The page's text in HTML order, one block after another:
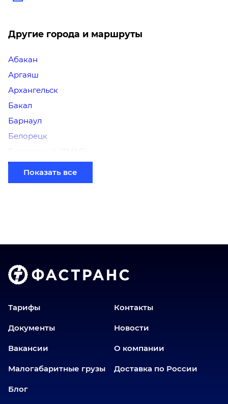
Другие города и маршруты
Абакан
Аргаяш
Архангельск
Бакал
Барнаул
Белорецк
Белоярский (ХМАО)
Березники
Бийск
Волгоград
Донецк
Еманжелинск
Заводоуковск
Златоуст
Иваново
Показать все
Тарифы Контакты
Документы Новости
Вакансии О компании
Малогабаритные грузы Доставка по России
Блог